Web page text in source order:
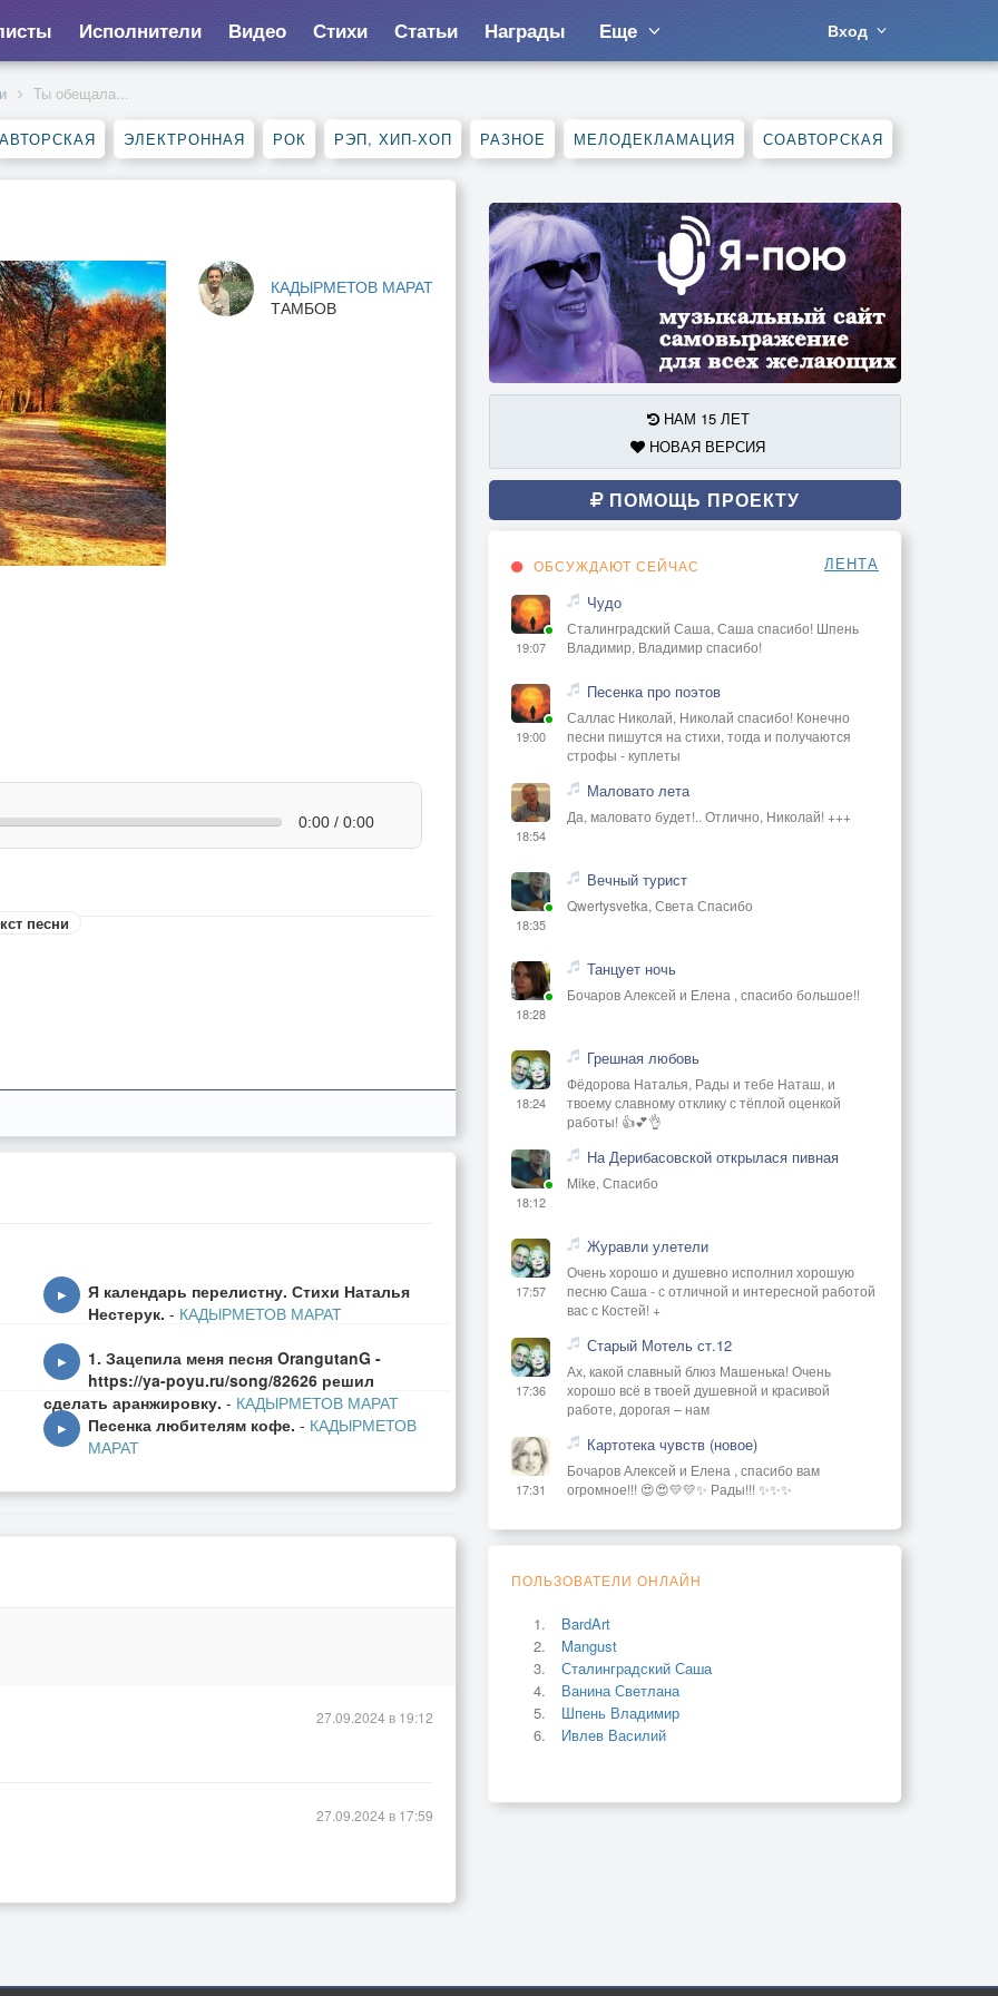
Исполнители Видео Стихи Статьи Награды Еще Вход
Ты обещала...
АВТОРСКАЯ ЭЛЕКТРОННАЯ РОК РЭП, ХИП-ХОП РАЗНОЕ МЕЛОДЕКЛАМАЦИЯ СОАВТОРСКАЯ
КАДЫРМЕТОВ МАРАТ
ТАМБОВ
0:00 / 0:00
песни
▶
Я календарь перелистну. Стихи Наталья
Нестерук. - КАДЫРМЕТОВ МАРАТ
▶
1. Зацепила меня песня OrangutanG -
https://ya-poyu.ru/song/82626 решил
сделать аранжировку. - КАДЫРМЕТОВ МАРАТ
▶ Песенка любителям кофе. - КАДЫРМЕТОВ
МАРАТ
27.09.2024 в 19:12
27.09.2024 в 17:59
НАМ 15 ЛЕТ
НОВАЯ ВЕРСИЯ
ПОМОЩЬ ПРОЕКТУ
ОБСУЖДАЮТ СЕЙЧАС ЛЕНТА
19:07
Чудо
Сталинградский Саша, Саша спасибо! Шпень
Владимир, Владимир спасибо!
19:00
Песенка про поэтов
Саллас Николай, Николай спасибо! Конечно
песни пишутся на стихи, тогда и получаются
строфы - куплеты
18:54
Маловато лета
Да, маловато будет!.. Отлично, Николай! +++
18:35
Вечный турист
Qwertysvetka, Света Спасибо
18:28
Танцует ночь
Бочаров Алексей и Елена , спасибо большое!!
18:24
Грешная любовь
Фёдорова Наталья, Рады и тебе Наташ, и
твоему славному отклику с тёплой оценкой
работы! 👍💕👌
18:12
На Дерибасовской открылася пивная
Mike, Спасибо
17:57
Журавли улетели
Очень хорошо и душевно исполнил хорошую
песню Саша - с отличной и интересной работой
вас с Костей! +
17:36
Старый Мотель ст.12
Ах, какой славный блюз Машенька! Очень
хорошо всё в твоей душевной и красивой
работе, дорогая – нам
17:31
Картотека чувств (новое)
Бочаров Алексей и Елена , спасибо вам
огромное!!! 😍😍💛💛✨ Рады!!! ✨✨✨
ПОЛЬЗОВАТЕЛИ ОНЛАЙН
BardArt
Mangust
Сталинградский Саша
Ванина Светлана
Шпень Владимир
Ивлев Василий